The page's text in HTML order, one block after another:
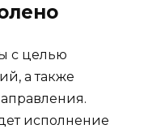
с целью
а также
исполнение